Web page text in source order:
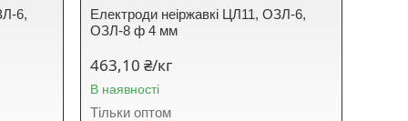
6,
Електроди неіржавкі ЦЛ11, ОЗЛ-6,
ОЗЛ-8 ф 4 мм
463,10 ₴/кг
В наявності
Тільки оптом